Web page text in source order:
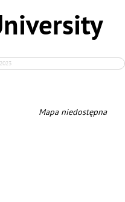
Mapa niedostępna